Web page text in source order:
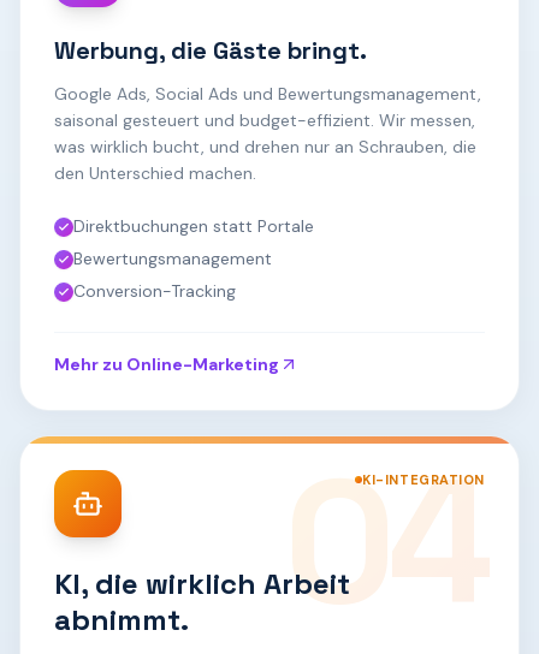
Werbung, die Gäste bringt.
Google Ads, Social Ads und Bewertungsmanagement,
saisonal gesteuert und budget-effizient. Wir messen,
was wirklich bucht, und drehen nur an Schrauben, die
den Unterschied machen.
Direktbuchungen statt Portale
Bewertungsmanagement
Conversion-Tracking
Mehr zu Online-Marketing
04
KI-INTEGRATION
KI, die wirklich Arbeit
abnimmt.